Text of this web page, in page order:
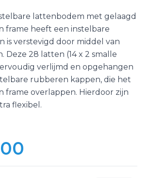
lattenbodem met gelaagd
frame heeft een instelbare
is verstevigd door middel van
Deze 28 latten (14 x 2 smalle
verlijmd en opgehangen
rubberen kappen, die het
frame overlappen. Hierdoor zijn
flexibel.